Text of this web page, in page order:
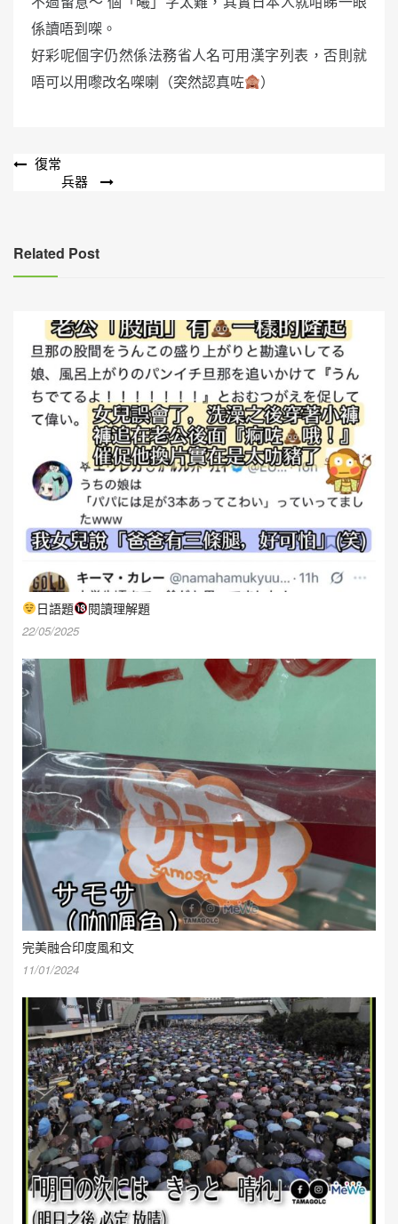
係讀唔到㗎。
好彩呢個字仍然係法務省人名可用漢字列表，否則就
唔可以用嚟改名㗎喇（突然認真咗
）
文
覽
復常
兵器
Related Post
日語題 閱讀理解題
22/05/2025
完美融合印度風和文
11/01/2024